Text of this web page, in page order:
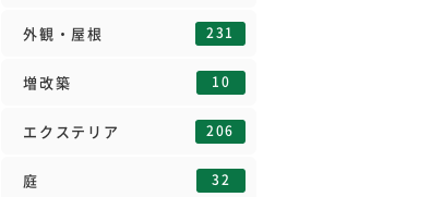
外観・屋根 231
増改築 10
エクステリア 206
庭 32